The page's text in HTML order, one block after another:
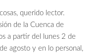
querido lector.
de la Cuenca de
a partir del lunes 2 de
agosto y en lo personal,